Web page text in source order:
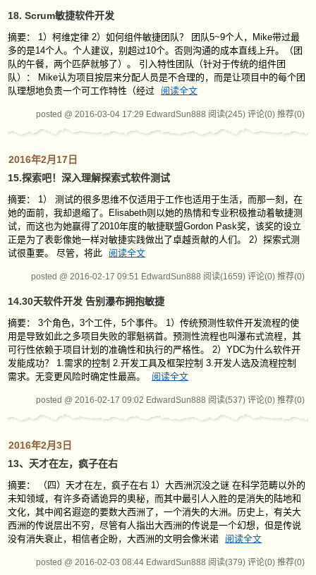
18. Scrum敏捷软件开发
摘要： 1）柯维定律 2）如何组件敏捷团队？ 团队5~9个人，Mike带过最
多的是14个人。个人建议，别超过10个。否则沟通的成本直线上升。（团
队的午餐，两个匹萨就够了）。 引入特性团队（针对于传统的组件团
队）： Mike认为项目按层来分配人员是不合理的，而是让项目中的每个团
队理想地负责一个可工作特性（经过
阅读全文
posted @ 2016-03-04 17:29 EdwardSun888 阅读(245) 评论(0) 推荐(0)
2016年2月17日
15.探索吧！深入理解探索式软件测试
摘要： 1） 测试的很多思维不仅适用于工作也适用于生活，而那一刻，在
她的面前，我却退缩了。Elisabeth则以她的热情和专业积极推动着敏捷测
试，而这也为她赢得了2010年度的敏捷联盟Gordon Pask奖，该奖的设立
正是为了表彰像她一样对敏捷实践做出了卓越贡献的人们。 2）探索式测
试很重要。 尽管，将此
阅读全文
posted @ 2016-02-17 09:51 EdwardSun888 阅读(1659) 评论(0) 推荐(0)
14.30天软件开发 告别瀑布拥抱敏捷
摘要： 3个角色，3个工件，5个事件。 1）传统预测性软件开发流程的使
用是导致如此之多项目失败的罪魁祸首。预测性流程也叫瀑布式流程，其
可行性依赖于项目计划的准确性和执行的严格性。 2）YDC为什么软件开
发能成功？ 1.需求的控制 2.开发工具及框架控制 3.开发人选及流程控制
需求。无变更风险时确定性最高。
阅读全文
posted @ 2016-02-17 09:02 EdwardSun888 阅读(537) 评论(0) 推荐(0)
2016年2月3日
13、天才在左，疯子在右
摘要： （四）天才在左，疯子在右 1）大西洲沉没之谜 在科学范畴以外的
未知领域，有许多奇谲诡异的奥秘，而其中最引人入胜的是消失的陆地和
文化，其中闻名遐迩的要数大西洲了，一个消失的大洲。历史上，有关大
西洲的传说层出不穷，尽管有人指出大西洲的传说是一个幻想，但是传说
没有消失衰止，相信者企盼，大西洲的文明会像米诺
阅读全文
posted @ 2016-02-03 08:44 EdwardSun888 阅读(379) 评论(0) 推荐(0)